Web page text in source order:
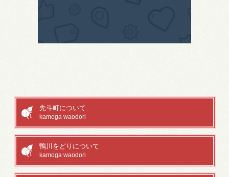
先斗町について
kamoga waodori
鴨川をどりについて
kamoga waodori